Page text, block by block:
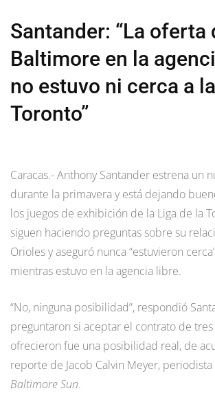
Santander: “La oferta
Baltimore en la
no estuvo ni cerca a
Toronto”
Caracas.- Anthony Santander estrena un
durante la primavera y está dejando
los juegos de exhibición de la Liga de la
siguen haciendo preguntas sobre su
Orioles y aseguró nunca “estuvieron
mientras estuvo en la agencia libre.
“No, ninguna posibilidad”, respondió
preguntaron si aceptar el contrato de
ofrecieron fue una posibilidad real, de
reporte de Jacob Calvin Meyer, periodista
Baltimore Sun.